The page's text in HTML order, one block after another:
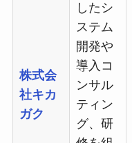
株式会
社キカ
ガク
したシ
ステム
開発や
導入コ
ンサル
ティン
グ、研